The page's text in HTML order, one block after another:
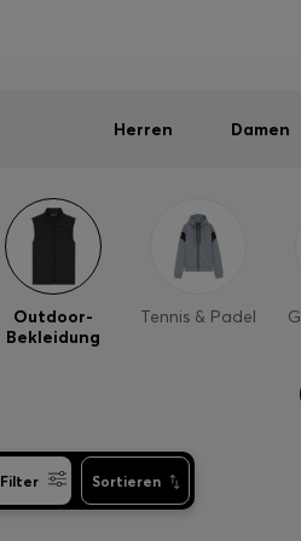
Herren Damen
Outdoor-
Bekleidung
Tennis & Padel
Filter Sortieren